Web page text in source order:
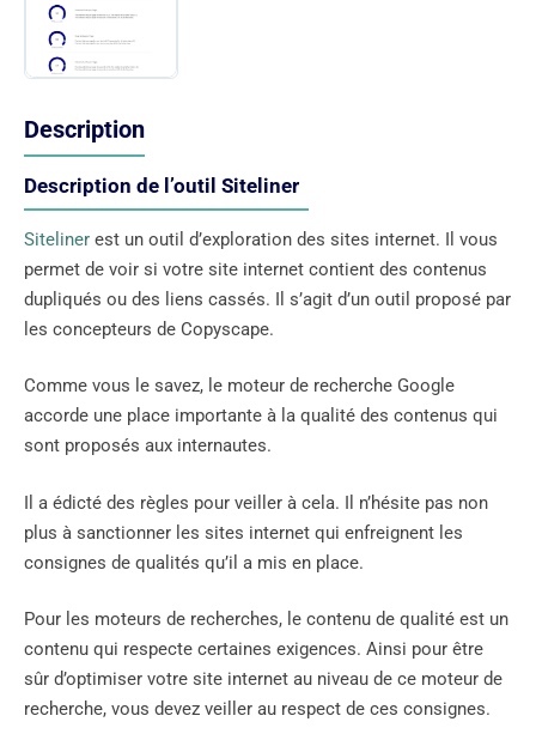
Description
Description de l’outil Siteliner
Siteliner est un outil d’exploration des sites internet. Il vous
permet de voir si votre site internet contient des contenus
dupliqués ou des liens cassés. Il s’agit d’un outil proposé par
les concepteurs de Copyscape.
Comme vous le savez, le moteur de recherche Google
accorde une place importante à la qualité des contenus qui
sont proposés aux internautes.
Il a édicté des règles pour veiller à cela. Il n’hésite pas non
plus à sanctionner les sites internet qui enfreignent les
consignes de qualités qu’il a mis en place.
Pour les moteurs de recherches, le contenu de qualité est un
contenu qui respecte certaines exigences. Ainsi pour être
sûr d’optimiser votre site internet au niveau de ce moteur de
recherche, vous devez veiller au respect de ces consignes.